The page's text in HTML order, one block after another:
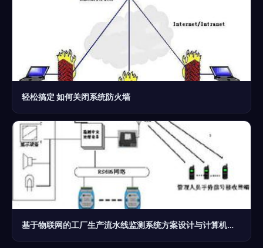
轻松搞定 如何关闭系统防火墙
基于物联网的工厂生产流水线监测系统方案设计与计算机系统服务